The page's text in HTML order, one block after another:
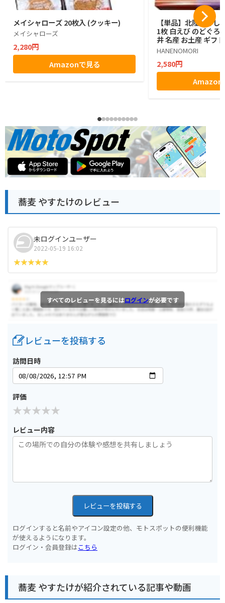
メイシャローズ 20枚入 (クッキー)
メイシャローズ
2,280円
Amazonで見る
【単品】北陸づくし
1枚 白えび のどぐろ
井 名産 お土産 ギフト
HANENOMORI
2,580円
Amazon
蕎麦 やすたけのレビュー
未ログインユーザー
2022-05-19 16:02
すべてのレビューを見るにはログインが必要です
レビューを投稿する
訪問日時
評価
レビュー内容
レビューを投稿する
ログインすると名前やアイコン設定の他、モトスポットの便利機能
が使えるようになります。
ログイン・会員登録はこちら
蕎麦 やすたけが紹介されている記事や動画